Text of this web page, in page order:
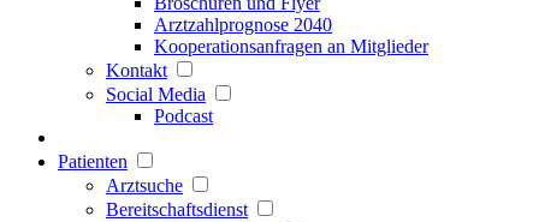
Arztzahlprognose 2040
Kooperationsanfragen an Mitglieder
Kontakt
Social Media
Podcast
Patienten
Arztsuche
Bereitschaftsdienst